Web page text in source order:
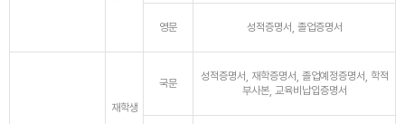
영문 성적증명서, 졸업증명서
재학생
국문
성적증명서, 재학증명서, 졸업예정증명서, 학적
부사본, 교육비납입증명서